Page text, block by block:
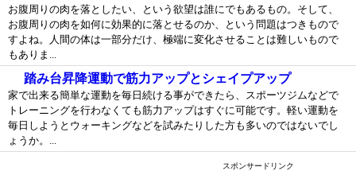
お腹周りの肉を落としたい、という欲望は誰にでもあるもの。そして、
お腹周りの肉を如何に効果的に落とせるのか、という問題はつきもので
すよね。人間の体は一部分だけ、極端に変化させることは難しいもので
もありま...
踏み台昇降運動で筋力アップとシェイプアップ
家で出来る簡単な運動を毎日続ける事ができたら、スポーツジムなどで
トレーニングを行わなくても筋力アップはすぐに可能です。軽い運動を
毎日しようとウォーキングなどを試みたりした方も多いのではないでし
ょうか。...
スポンサードリンク